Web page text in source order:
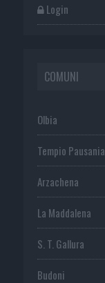
Login
COMUNI
Olbia
Tempio Pausania
Arzachena
La Maddalena
S. T. Gallura
Budoni